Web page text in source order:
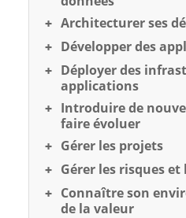
Architecturer ses
Développer des
Déployer des
applications
Introduire de
faire évoluer
Gérer les projets
Gérer les risques
Connaître son
de la valeur